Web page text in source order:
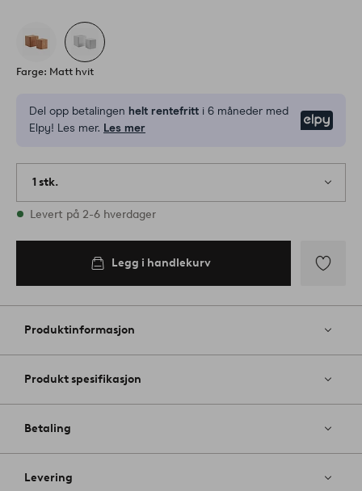
Farge: Matt hvit
Del opp betalingen helt rentefritt i 6 måneder med
Elpy! Les mer. Les mer
1 stk.
På lager
Levert på 2-6 hverdager
Legg i handlekurv
til
Produktinformasjon
Produkt spesifikasjon
Betaling
Levering